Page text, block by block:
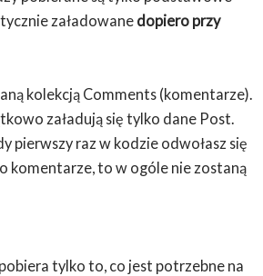
załadowane dopiero przy
kolekcją Comments (komentarze).
załadują się tylko dane Post.
pierwszy raz w kodzie odwołasz się
komentarze, to w ogóle nie zostaną
tylko to, co jest potrzebne na